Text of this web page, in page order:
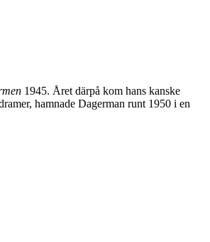
1945. Året därpå kom hans kanske
hamnade Dagerman runt 1950 i en